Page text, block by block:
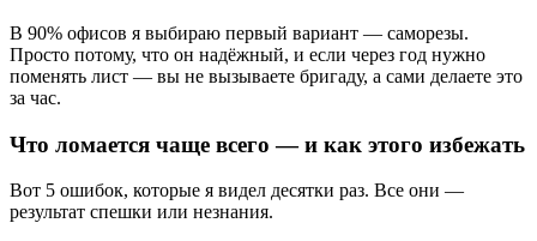
В 90% офисов я выбираю первый вариант — саморезы.
Просто потому, что он надёжный, и если через год нужно
поменять лист — вы не вызываете бригаду, а сами делаете это
за час.
Что ломается чаще всего — и как этого избежать
Вот 5 ошибок, которые я видел десятки раз. Все они —
результат спешки или незнания.